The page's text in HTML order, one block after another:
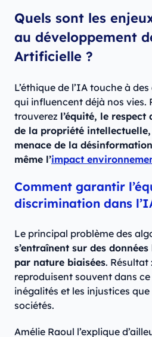
Quels sont les
au développement
Artificielle ?
L’éthique de l’IA touche à
qui influencent déjà nos vies.
trouverez l’équité, le
de la propriété
menace de la
même l’impact
Comment garantir
discrimination dans
Le principal problème des
s’entraînent sur des
par nature biaisées. Résultat
reproduisent souvent dans ce
inégalités et les injustices
sociétés.
Amélie Raoul l’explique